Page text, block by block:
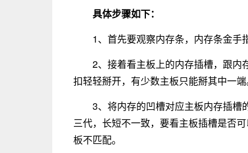
具体步骤如下：
1、首先要观察内存条，内存条金手
2、接着看主板上的内存插槽，跟内
扣轻轻掰开，有少数主板只能掰其中一端
3、将内存的凹槽对应主板内存插槽
三代，长短不一致，要看主板插槽是否
板不匹配。